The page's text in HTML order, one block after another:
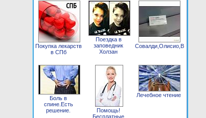
Покупка лекарств
в СПб
Поездка в
заповедник
Холзан
Совалди,Олисио,Виропак,
Боль в
спине.Есть
решение.
Помощь!
Бесплатные
Лечебное чтение